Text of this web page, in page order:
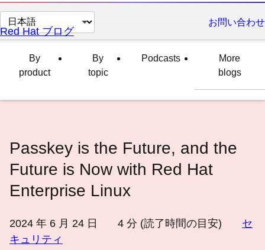
ペ
ー
語
さ
い
お問い合わせ
Red Hat ブログ
By
product
By
topic
Podcasts
More
blogs
Passkey is the Future, and the
Future is Now with Red Hat
Enterprise Linux
2024 年 6 月 24 日 4 分 (読了時間の目安)
セ
キュリティ